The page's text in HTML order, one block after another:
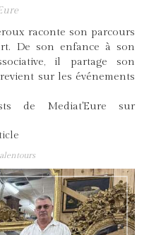
raconte son parcours
De son enfance à son
il partage son
sur les événements
de Mediat'Eure sur